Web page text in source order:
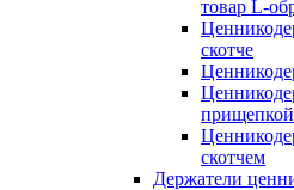
товар L-
скотче
прищепкой
скотчем
Держатели